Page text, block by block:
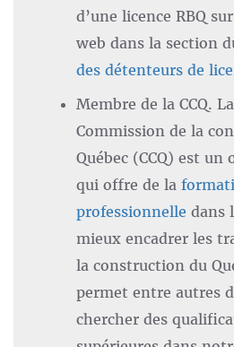
d’une licence RBQ
web dans la section
des détenteurs de
Membre de la CCQ. La
Commission de la
Québec (CCQ) est un
qui offre de la
professionnelle dans
mieux encadrer les
la construction du
permet entre autres
chercher des